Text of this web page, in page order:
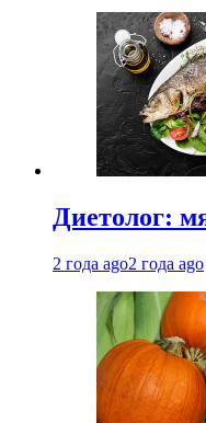
Диетолог:
2 года ago2 года ago